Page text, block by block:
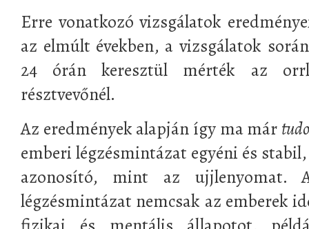
Erre vonatkozó vizsgálatok
az elmúlt években, a vizsgálatok
24 órán keresztül mérték az
résztvevőnél.
Az eredmények alapján így ma már
emberi légzésmintázat egyéni és
azonosító, mint az ujjlenyomat.
légzésmintázat nemcsak az emberek